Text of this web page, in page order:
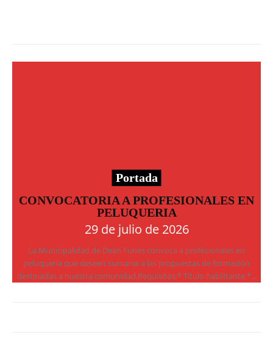
Portada
CONVOCATORIA A PROFESIONALES EN
PELUQUERIA
29 de julio de 2026
La Municipalidad de Deán Funes convoca a profesionales en
peluquería que deseen sumarse a las propuestas de formación
destinadas a nuestra comunidad.Requisitos:* Título habilitante.*...